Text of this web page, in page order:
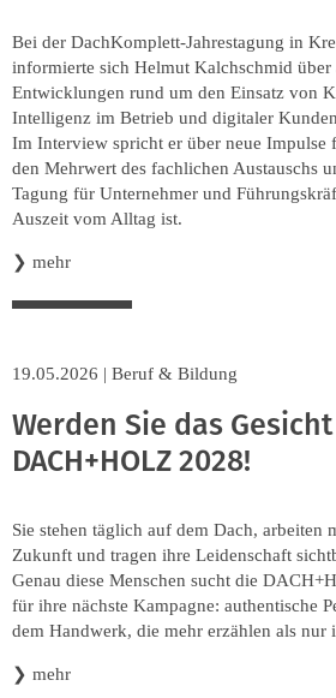
Bei der DachKomplett-Jahrestagung in
informierte sich Helmut Kalchschmid über
Entwicklungen rund um den Einsatz von
Intelligenz im Betrieb und digitaler
Im Interview spricht er über neue Impulse
den Mehrwert des fachlichen Austauschs
Tagung für Unternehmer und
Auszeit vom Alltag ist.
❯ mehr
19.05.2026 | Beruf & Bildung
Werden Sie das
DACH+HOLZ 2028!
Sie stehen täglich auf dem Dach, arbeiten
Zukunft und tragen ihre Leidenschaft
Genau diese Menschen sucht die
für ihre nächste Kampagne: authentische
dem Handwerk, die mehr erzählen als nur
❯ mehr